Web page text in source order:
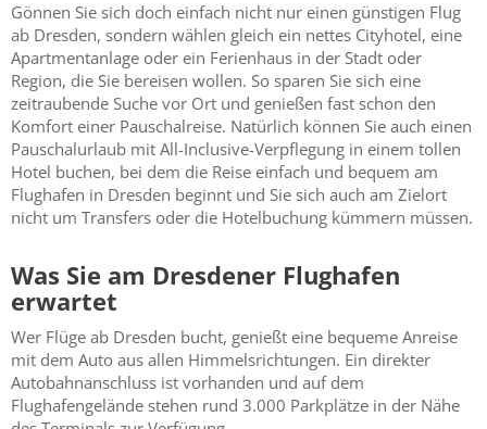
Gönnen Sie sich doch einfach nicht nur einen günstigen Flug
ab Dresden, sondern wählen gleich ein nettes Cityhotel, eine
Apartmentanlage oder ein Ferienhaus in der Stadt oder
Region, die Sie bereisen wollen. So sparen Sie sich eine
zeitraubende Suche vor Ort und genießen fast schon den
Komfort einer Pauschalreise. Natürlich können Sie auch einen
Pauschalurlaub mit All-Inclusive-Verpflegung in einem tollen
Hotel buchen, bei dem die Reise einfach und bequem am
Flughafen in Dresden beginnt und Sie sich auch am Zielort
nicht um Transfers oder die Hotelbuchung kümmern müssen.
Was Sie am Dresdener Flughafen
erwartet
Wer Flüge ab Dresden bucht, genießt eine bequeme Anreise
mit dem Auto aus allen Himmelsrichtungen. Ein direkter
Autobahnanschluss ist vorhanden und auf dem
Flughafengelände stehen rund 3.000 Parkplätze in der Nähe